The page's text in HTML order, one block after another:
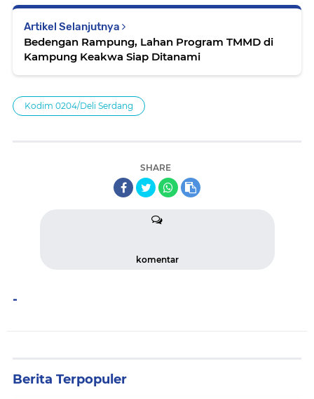
Artikel Selanjutnya
Bedengan Rampung, Lahan Program TMMD di
Kampung Keakwa Siap Ditanami
Kodim 0204/Deli Serdang
SHARE
komentar
-
Berita Terpopuler